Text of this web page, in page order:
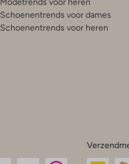
Schoenentrends voor dames
Schoenentrends voor heren